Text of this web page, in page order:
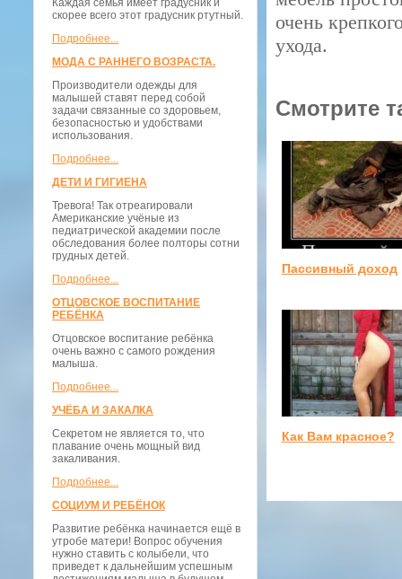
Каждая семья имеет градусник и
скорее всего этот градусник ртутный.
Подробнее...
МОДА С РАННЕГО ВОЗРАСТА.
Производители одежды для
малышей ставят перед собой
задачи связанные со здоровьем,
безопасностью и удобствами
использования.
Подробнее...
ДЕТИ И ГИГИЕНА
Тревога! Так отреагировали
Американские учёные из
педиатрической академии после
обследования более полторы сотни
грудных детей.
Подробнее...
ОТЦОВСКОЕ ВОСПИТАНИЕ
РЕБЁНКА
Отцовское воспитание ребёнка
очень важно с самого рождения
малыша.
Подробнее...
УЧЁБА И ЗАКАЛКА
Секретом не является то, что
плавание очень мощный вид
закаливания.
Подробнее...
СОЦИУМ И РЕБЁНОК
Развитие ребёнка начинается ещё в
утробе матери! Вопрос обучения
нужно ставить с колыбели, что
приведет к дальнейшим успешным
очень
ухода.
Смотрите
Пассивный доход
Как Вам красное?